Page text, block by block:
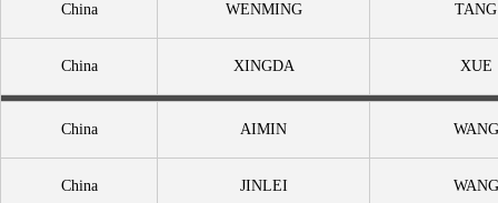
China WENMING TANG
China XINGDA XUE
China AIMIN WANG
China JINLEI WANG